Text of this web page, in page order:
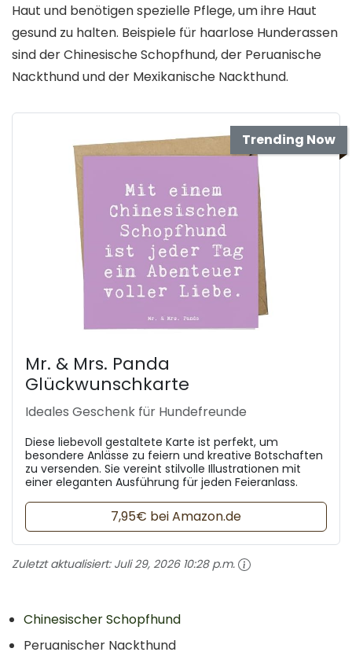
Haut und benötigen spezielle Pflege, um ihre Haut
gesund zu halten. Beispiele für haarlose Hunderassen
sind der Chinesische Schopfhund, der Peruanische
Nackthund und der Mexikanische Nackthund.
Trending Now
Mr. & Mrs. Panda
Glückwunschkarte
Ideales Geschenk für Hundefreunde
Diese liebevoll gestaltete Karte ist perfekt, um
besondere Anlässe zu feiern und kreative Botschaften
zu versenden. Sie vereint stilvolle Illustrationen mit
einer eleganten Ausführung für jeden Feieranlass.
7,95€ bei Amazon.de
Zuletzt aktualisiert: Juli 29, 2026 10:28 p.m.
Chinesischer Schopfhund
Peruanischer Nackthund